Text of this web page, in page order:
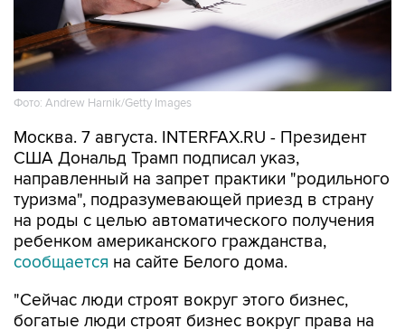
Фото: Andrew Harnik/Getty Images
Москва. 7 августа. INTERFAX.RU - Президент
США Дональд Трамп подписал указ,
направленный на запрет практики "родильного
туризма", подразумевающей приезд в страну
на роды с целью автоматического получения
ребенком американского гражданства,
сообщается на сайте Белого дома.
"Сейчас люди строят вокруг этого бизнес,
богатые люди строят бизнес вокруг права на